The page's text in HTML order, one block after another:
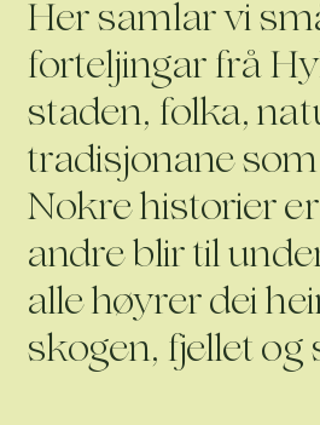
Her samlar vi
forteljingar frå
staden, folka,
tradisjonane som
Nokre historier
andre blir til
alle høyrer dei
skogen, fjellet og